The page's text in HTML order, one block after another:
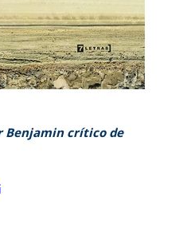
Benjamin crítico de